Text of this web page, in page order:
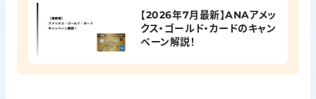
【2026年7月最新】ANAアメッ
クス・ゴールド・カードのキャン
ペーン解説！